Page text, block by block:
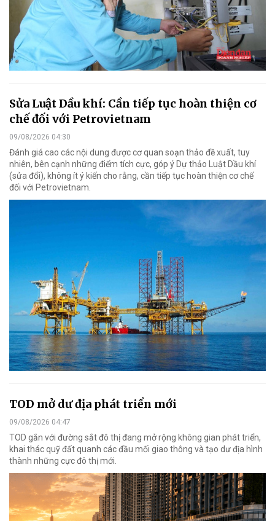
Sửa Luật Dầu khí: Cần tiếp tục hoàn thiện cơ
chế đối với Petrovietnam
09/08/2026 04:30
Đánh giá cao các nội dung được cơ quan soạn thảo đề xuất, tuy
nhiên, bên cạnh những điểm tích cực, góp ý Dự thảo Luật Dầu khí
(sửa đổi), không ít ý kiến cho rằng, cần tiếp tục hoàn thiện cơ chế
đối với Petrovietnam.
TOD mở dư địa phát triển mới
09/08/2026 04:47
TOD gắn với đường sắt đô thị đang mở rộng không gian phát triển,
khai thác quỹ đất quanh các đầu mối giao thông và tạo dư địa hình
thành những cực đô thị mới.